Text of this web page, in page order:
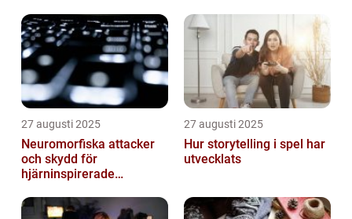
27 augusti 2025
Neuromorfiska attacker
och skydd för
hjärninspirerade
27 augusti 2025
Hur storytelling i spel har
utvecklats